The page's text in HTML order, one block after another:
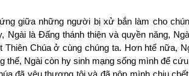
giữa những người bị xử bắn làm cho
Ngài là Đấng thánh thiện và quyền năng,
Thiên Chúa ở cùng chúng ta. Hơn htế nữa,
thế, Ngài còn hy sinh mạng sống mình để
đã yêu thương tôi và đã nộp mình chịu